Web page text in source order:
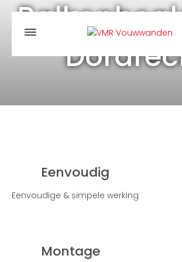
Eenvoudig
Eenvoudige & simpele werking
Montage